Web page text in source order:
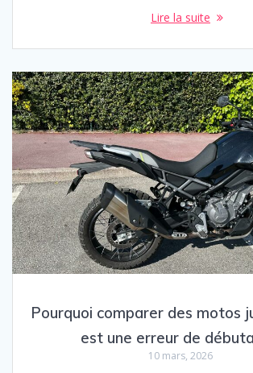
Lire la suite
Pourquoi comparer des motos
est une erreur de
10 mars, 2026